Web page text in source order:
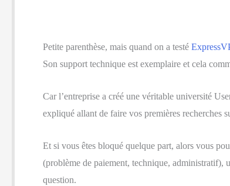
Petite parenthèse, mais quand on a testé
Son support technique est exemplaire et cela
Car l’entreprise a créé une véritable université
expliqué allant de faire vos premières recherches
Et si vous êtes bloqué quelque part, alors vous
(problème de paiement, technique, administratif),
question.